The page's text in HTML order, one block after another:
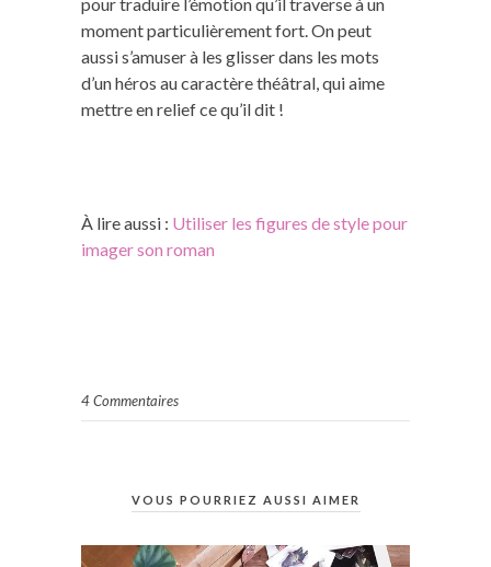
moment particulièrement fort. On peut
aussi s’amuser à les glisser dans les mots
d’un héros au caractère théâtral, qui aime
mettre en relief ce qu’il dit !
À lire aussi : Utiliser les figures de style pour
imager son roman
4 Commentaires
VOUS POURRIEZ AUSSI AIMER